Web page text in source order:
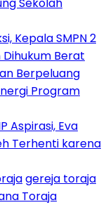
Kepala SMPN 2
Berat
Berpeluang
Program
Aspirasi, Eva
Terhenti karena
gereja toraja
Toraja